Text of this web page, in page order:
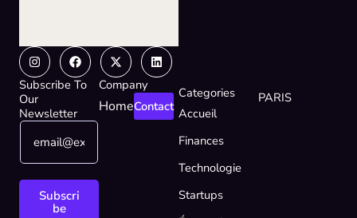
InstagramFacebook
X-
twitter
Linkedin
Subscribe To
Our
Newsletter
*
m
E
a
Subscri
be
Company
HomeContact
Categories
Accueil
Finances
Technologie
Startups
PARIS